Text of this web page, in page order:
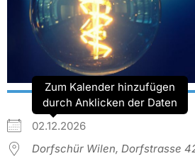
02.12.2026
Zum Kalender hinzufügen
durch Anklicken der Daten
Dorfschür Wilen, Dorfstrasse